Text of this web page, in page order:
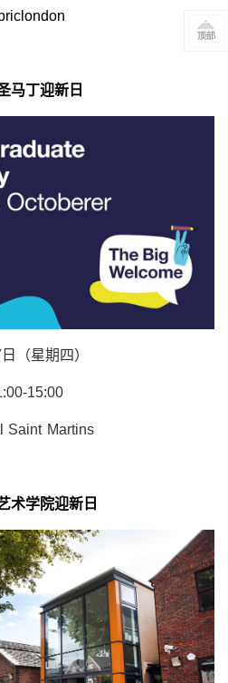
马丁迎新日
（星期四）
15:00
Saint Martins
术学院迎新日